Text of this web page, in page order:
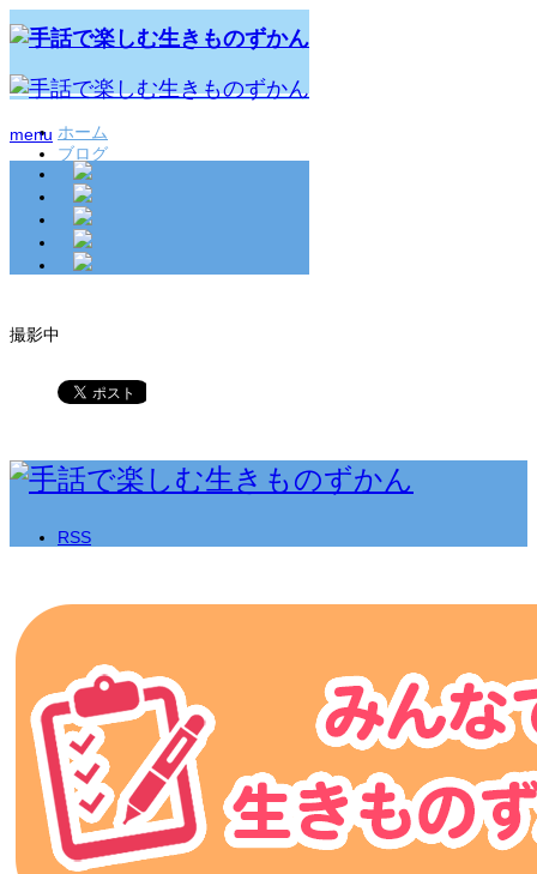
menu ホーム
ブログ
2020.08.20
撮影中
RSS